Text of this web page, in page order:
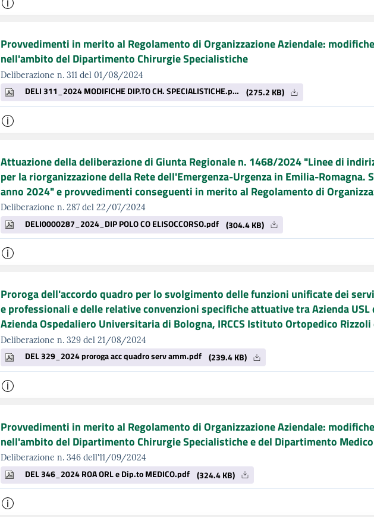
Provvedimenti in merito al Regolamento di Organizzazione Aziendale:
nell'ambito del Dipartimento Chirurgie Specialistiche
Deliberazione n. 311 del 01/08/2024
DELI 311_2024 MODIFICHE DIP.TO CH. SPECIALISTICHE.pdf (275.2 KB)
Attuazione della deliberazione di Giunta Regionale n. 1468/2024 "Linee di
per la riorganizzazione della Rete dell'Emergenza-Urgenza in Emilia-Romagna.
anno 2024" e provvedimenti conseguenti in merito al Regolamento di
Deliberazione n. 287 del 22/07/2024
DELI0000287_2024_DIP POLO CO ELISOCCORSO.pdf (304.4 KB)
Proroga dell'accordo quadro per lo svolgimento delle funzioni unificate dei
e professionali e delle relative convenzioni specifiche attuative tra Azienda USL
Azienda Ospedaliero Universitaria di Bologna, IRCCS Istituto Ortopedico Rizzoli
Deliberazione n. 329 del 21/08/2024
DEL 329_2024 proroga acc quadro serv amm.pdf (239.4 KB)
Provvedimenti in merito al Regolamento di Organizzazione Aziendale:
nell'ambito del Dipartimento Chirurgie Specialistiche e del Dipartimento Medico
Deliberazione n. 346 dell'11/09/2024
DEL 346_2024 ROA ORL e Dip.to MEDICO.pdf (324.4 KB)